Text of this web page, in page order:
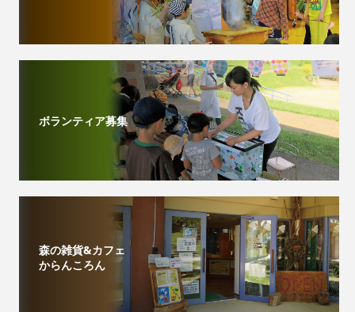
ボランティア募集
森の雑貨&カフェ
からんころん